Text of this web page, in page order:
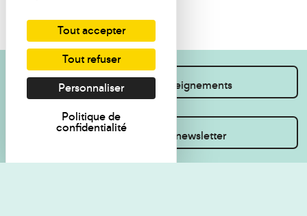
Je souhaite des renseignements
Inscrivez-vous à la newsletter
Tout accepter
Tout refuser
Personnaliser
Politique de
confidentialité